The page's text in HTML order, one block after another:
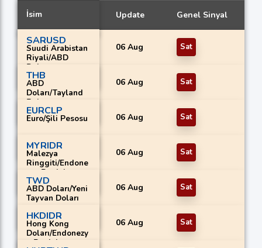
İsim Update Genel Sinyal
SARUSD
Suudi Arabistan
Riyali/ABD
Dolar
06 Aug Sat
THB
ABD
Doları/Tayland
Bahtı
06 Aug Sat
EURCLP
Euro/Şili Pesosu 06 Aug Sat
MYRIDR
Malezya
Ringgiti/Endone
zya Rupiahı
06 Aug Sat
TWD
ABD Doları/Yeni
Tayvan Doları
06 Aug Sat
HKDIDR
Hong Kong
Doları/Endonezy
a Rupiahı
06 Aug Sat